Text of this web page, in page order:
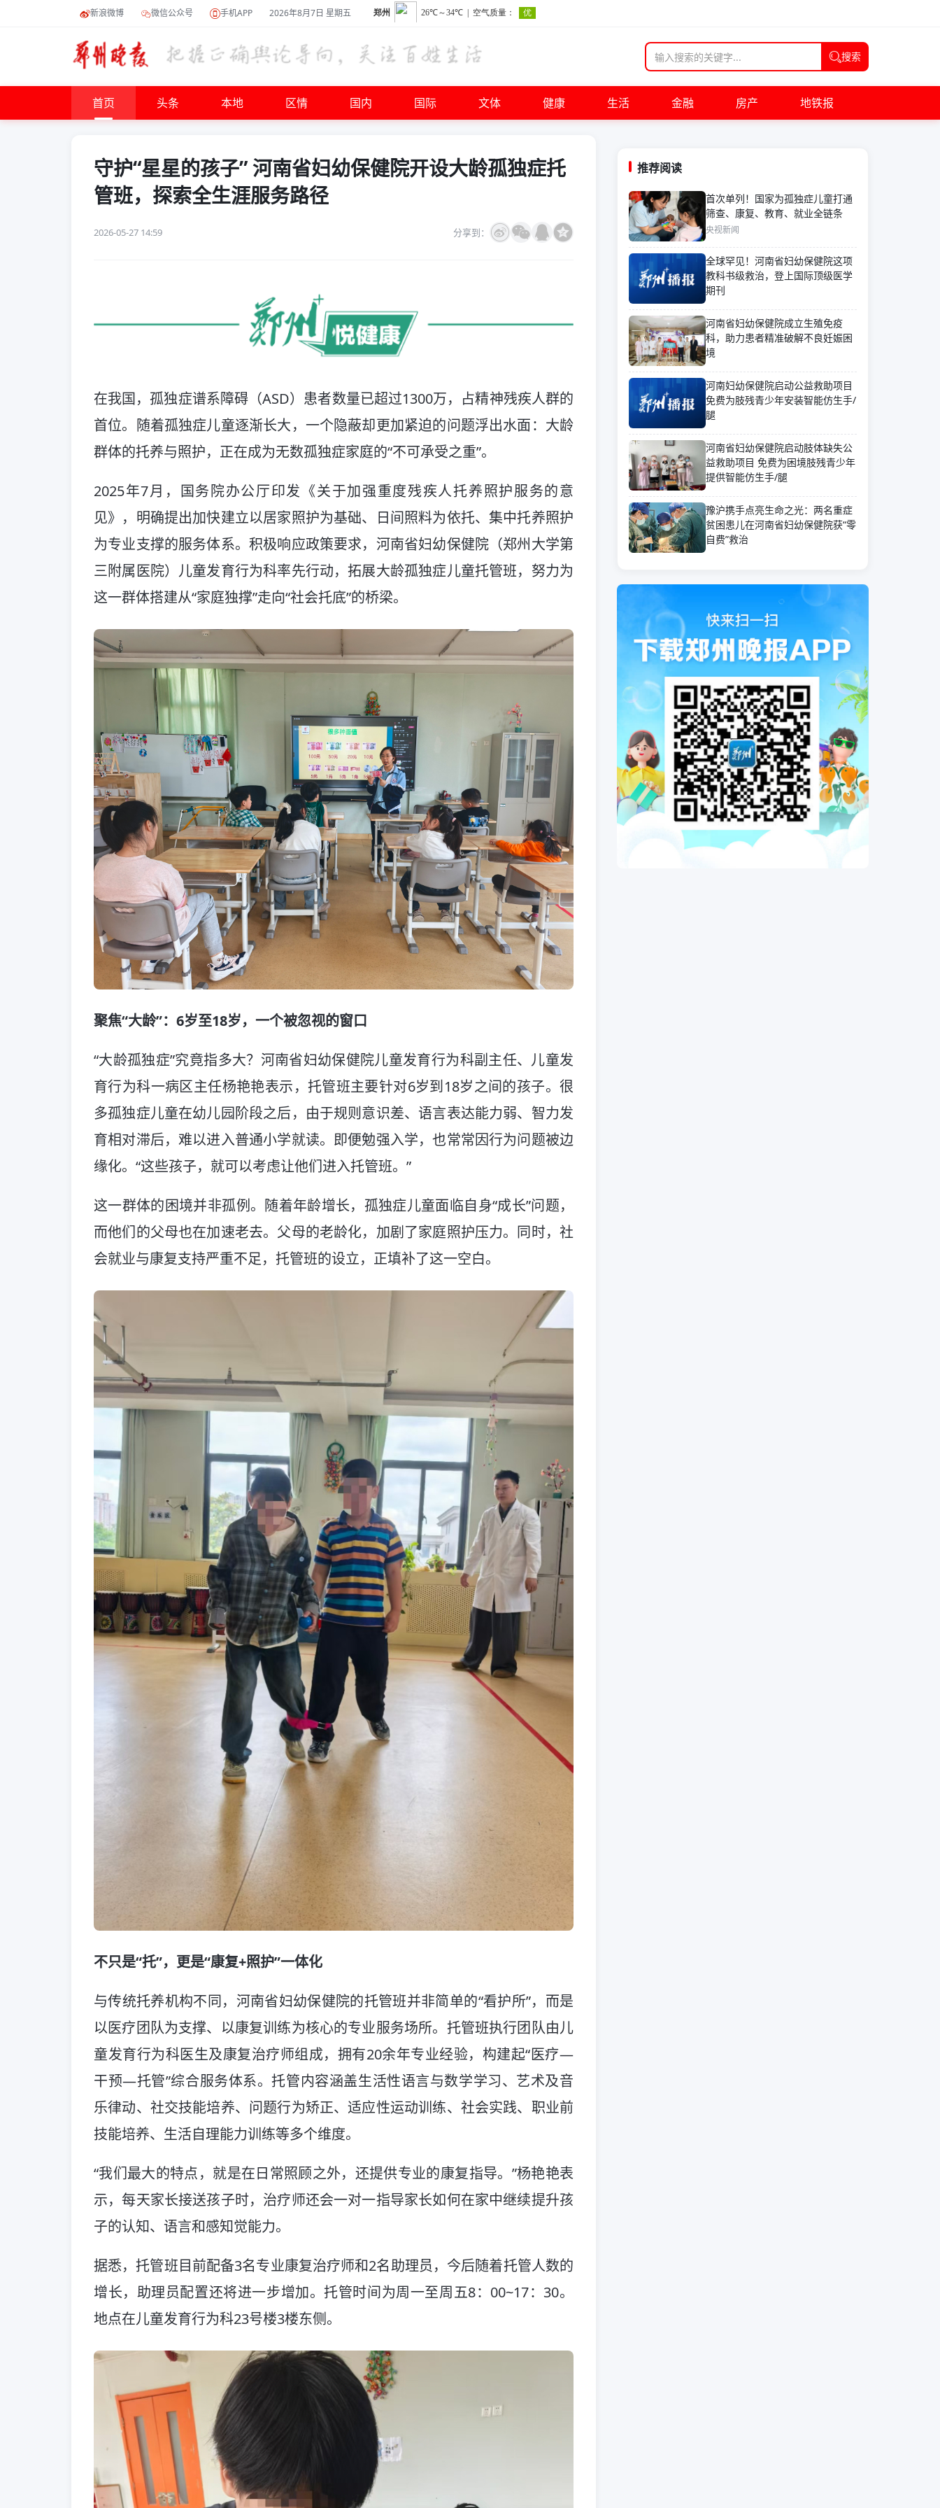
新浪微博 微信公众号 手机APP 2026年8月7日 星期五
搜索
首页 头条 本地 区情 国内 国际 文体 健康 生活 金融 房产 地铁报
守护“星星的孩子” 河南省妇幼保健院开设大龄孤独症托
管班，探索全生涯服务路径
2026-05-27 14:59 分享到：
在我国，孤独症谱系障碍（ASD）患者数量已超过1300万，占精神残疾人群的
首位。随着孤独症儿童逐渐长大，一个隐蔽却更加紧迫的问题浮出水面：大龄
群体的托养与照护，正在成为无数孤独症家庭的“不可承受之重”。
2025年7月，国务院办公厅印发《关于加强重度残疾人托养照护服务的意
见》，明确提出加快建立以居家照护为基础、日间照料为依托、集中托养照护
为专业支撑的服务体系。积极响应政策要求，河南省妇幼保健院（郑州大学第
三附属医院）儿童发育行为科率先行动，拓展大龄孤独症儿童托管班，努力为
这一群体搭建从“家庭独撑”走向“社会托底”的桥梁。
聚焦“大龄”：6岁至18岁，一个被忽视的窗口
“大龄孤独症”究竟指多大？河南省妇幼保健院儿童发育行为科副主任、儿童发
育行为科一病区主任杨艳艳表示，托管班主要针对6岁到18岁之间的孩子。很
多孤独症儿童在幼儿园阶段之后，由于规则意识差、语言表达能力弱、智力发
育相对滞后，难以进入普通小学就读。即便勉强入学，也常常因行为问题被边
缘化。“这些孩子，就可以考虑让他们进入托管班。”
这一群体的困境并非孤例。随着年龄增长，孤独症儿童面临自身“成长”问题，
而他们的父母也在加速老去。父母的老龄化，加剧了家庭照护压力。同时，社
会就业与康复支持严重不足，托管班的设立，正填补了这一空白。
不只是“托”，更是“康复+照护”一体化
与传统托养机构不同，河南省妇幼保健院的托管班并非简单的“看护所”，而是
以医疗团队为支撑、以康复训练为核心的专业服务场所。托管班执行团队由儿
童发育行为科医生及康复治疗师组成，拥有20余年专业经验，构建起“医疗—
干预—托管”综合服务体系。托管内容涵盖生活性语言与数学学习、艺术及音
乐律动、社交技能培养、问题行为矫正、适应性运动训练、社会实践、职业前
技能培养、生活自理能力训练等多个维度。
“我们最大的特点，就是在日常照顾之外，还提供专业的康复指导。”杨艳艳表
示，每天家长接送孩子时，治疗师还会一对一指导家长如何在家中继续提升孩
子的认知、语言和感知觉能力。
据悉，托管班目前配备3名专业康复治疗师和2名助理员，今后随着托管人数的
增长，助理员配置还将进一步增加。托管时间为周一至周五8：00~17：30。
地点在儿童发育行为科23号楼3楼东侧。
推荐阅读
首次单列！国家为孤独症儿童打通
筛查、康复、教育、就业全链条
央视新闻
全球罕见！河南省妇幼保健院这项
教科书级救治，登上国际顶级医学
期刊
河南省妇幼保健院成立生殖免疫
科，助力患者精准破解不良妊娠困
境
河南妇幼保健院启动公益救助项目
免费为肢残青少年安装智能仿生手/
腿
河南省妇幼保健院启动肢体缺失公
益救助项目 免费为困境肢残青少年
提供智能仿生手/腿
豫沪携手点亮生命之光：两名重症
贫困患儿在河南省妇幼保健院获“零
自费”救治